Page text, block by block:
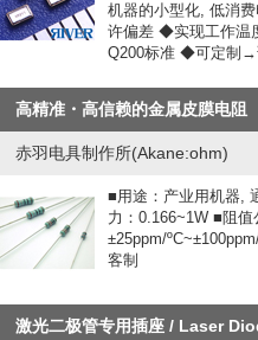
机器的小型化, 低消
许偏差 ◆实现工作温
Q200标准 ◆可定制→
高精准・高信赖的金属皮膜电
赤羽电具制作所(Akane:ohm)
■用途：产业用机器,
力：0.166~1W ■阻
±25ppm/
客制
激光二极管专用插座 / Laser